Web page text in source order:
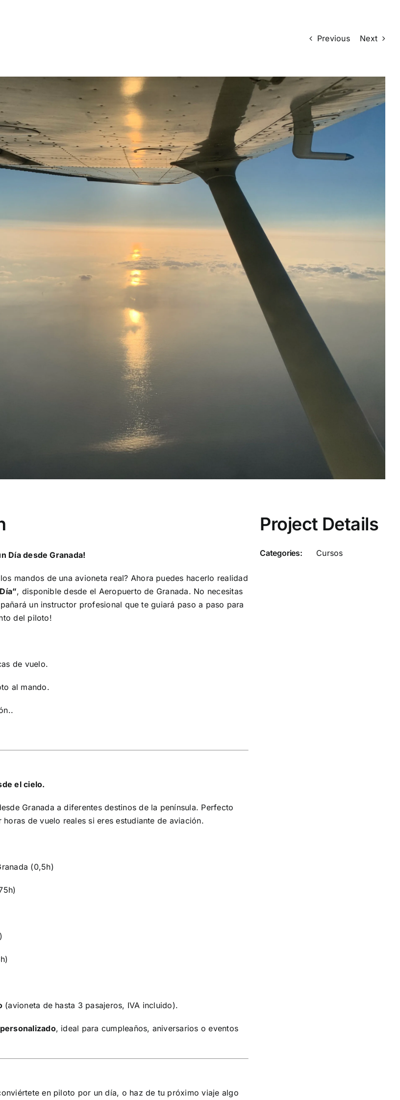
Previous Next
Día desde Granada!
mandos de una avioneta real? Ahora puedes hacerlo realidad
, disponible desde el Aeropuerto de Granada. No necesitas
un instructor profesional que te guiará paso a paso para
del piloto!
de vuelo.
al mando.
el cielo.
Granada a diferentes destinos de la península. Perfecto
de vuelo reales si eres estudiante de aviación.
(0,5h)
(avioneta de hasta 3 pasajeros, IVA incluido).
, ideal para cumpleaños, aniversarios o eventos
en piloto por un día, o haz de tu próximo viaje algo
Project Details
Categories: Cursos